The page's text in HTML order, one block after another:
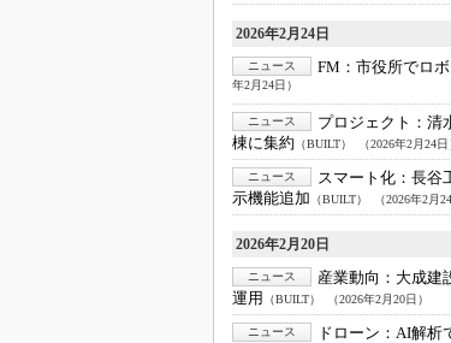
2026年2月24日
ニュース FM： 市役所でロ
年2月24日）
ニュース プロジェクト： 清
棟に集約 （BUILT） （2026年2月24日
ニュース スマート化： 長谷
示機能追加 （BUILT） （2026年2月
2026年2月20日
ニュース 産業動向： 大成建
運用
（BUILT） （2026年2月20日）
ニュース ドローン： AI解析